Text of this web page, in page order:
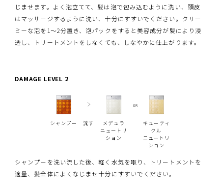
じませます。よく泡立てて、髪は泡で包み込むように洗い、頭皮
はマッサージするように洗い、十分にすすいでください。クリー
ミーな泡を1〜2分置き、泡パックをすると美容成分が髪により浸
透し、トリートメントをしなくても、しなやかに仕上がります。
DAMAGE LEVEL 2
シャンプー 流す
メデュラ
ニュートリ
ション
OR
キューティ
クル
ニュートリ
ション
シャンプーを洗い流した後、軽く水気を取り、トリートメントを
適量、髪全体によくなじませ十分にすすいでください。